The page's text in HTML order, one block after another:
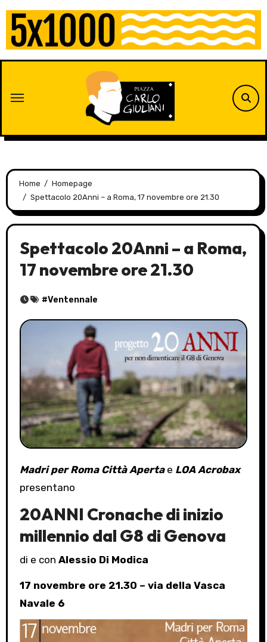
Skip
content
Home
Homepage
Spettacolo 20Anni – a Roma, 17 novembre ore 21.30
Spettacolo 20Anni – a Roma,
17 novembre ore 21.30
#Ventennale
Madri per Roma Città Apertae LOA Acrobax
presentano
20ANNI Cronache di inizio
millennio dal G8 di Genova
di e con Alessio Di Modica
17 novembre ore 21.30 – via della Vasca
Navale 6